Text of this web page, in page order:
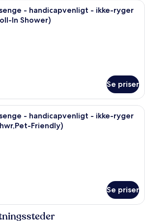
Et hotelværelse med to senge, et
- handicapvenligt - ikke-ryger
In Shower)
Se priser
Et hotelværelse med to senge, et
- handicapvenligt - ikke-ryger
Friendly)
Se priser